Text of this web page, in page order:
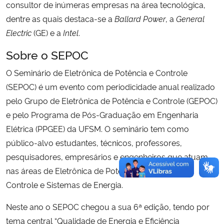
consultor de inúmeras empresas na área tecnológica,
dentre as quais destaca-se a Ballard Power, a General
Electric(GE) e a Intel.
Sobre o SEPOC
O Seminário de Eletrônica de Potência e Controle
(SEPOC) é um evento com periodicidade anual realizado
pelo Grupo de Eletrônica de Potência e Controle (GEPOC)
e pelo Programa de Pós-Graduação em Engenharia
Elétrica (PPGEE) da UFSM. O seminário tem como
público-alvo estudantes, técnicos, professores,
pesquisadores, empresários e engenheiros que atuam
nas áreas de Eletrônica de Potência, Sistemas de
Controle e Sistemas de Energia.
Neste ano o SEPOC chegou a sua 6ª edição, tendo por
tema central “Qualidade de Energia e Eficiência